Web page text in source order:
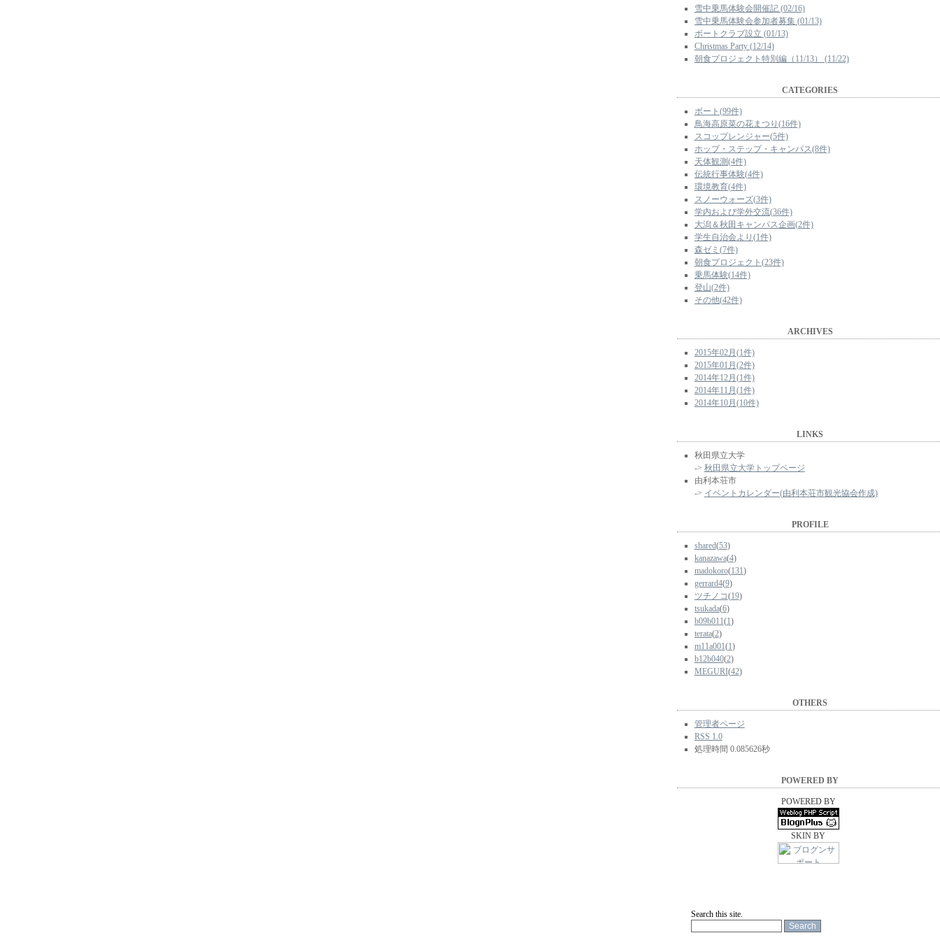
雪中乗馬体験会開催記 (02/16)
雪中乗馬体験会参加者募集 (01/13)
ボートクラブ設立 (01/13)
Christmas Party (12/14)
朝食プロジェクト特別編（11/13） (11/22)
CATEGORIES
ボート(99件)
鳥海高原菜の花まつり(16件)
スコップレンジャー(5件)
ホップ・ステップ・キャンパス(8件)
天体観測(4件)
伝統行事体験(4件)
環境教育(4件)
スノーウォーズ(3件)
学内および学外交流(36件)
大潟＆秋田キャンパス企画(2件)
学生自治会より(1件)
森ゼミ(7件)
朝食プロジェクト(23件)
乗馬体験(14件)
登山(2件)
その他(42件)
ARCHIVES
2015年02月(1件)
2015年01月(2件)
2014年12月(1件)
2014年11月(1件)
2014年10月(10件)
LINKS
秋田県立大学
-> 秋田県立大学トップページ
由利本荘市
-> イベントカレンダー(由利本荘市観光協会作成)
PROFILE
shared(53)
kanazawa(4)
madokoro(131)
gerrard4(9)
ツチノコ(19)
tsukada(6)
b09b011(1)
terata(2)
m11a001(1)
b12b040(2)
MEGURI(42)
OTHERS
管理者ページ
RSS 1.0
処理時間 0.085626秒
POWERED BY
POWERED BY
SKIN BY
Search this site.